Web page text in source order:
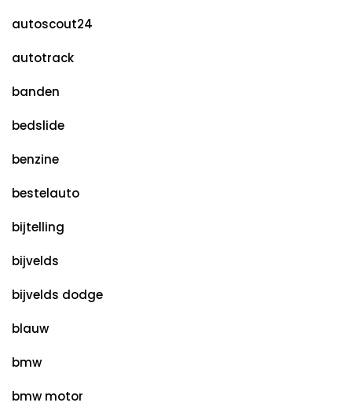
autoscout24
autotrack
banden
bedslide
benzine
bestelauto
bijtelling
bijvelds
bijvelds dodge
blauw
bmw
bmw motor